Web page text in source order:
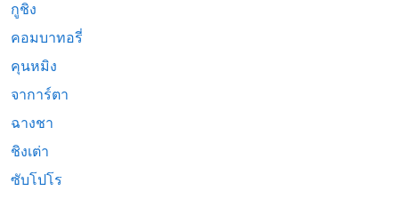
กูชิง
คอมบาทอรี่
คุนหมิง
จาการ์ตา
ฉางชา
ชิงเต่า
ซับโปโร